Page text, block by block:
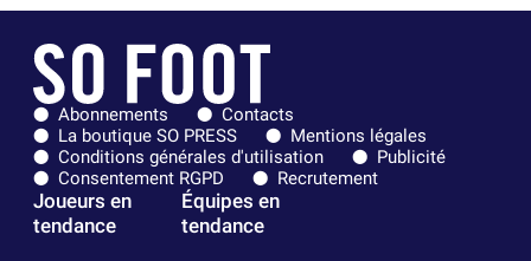
Abonnements
Contacts
La boutique SO PRESS
Mentions légales
Conditions générales d'utilisation
Publicité
Consentement RGPD
Recrutement
Joueurs en
tendance
Équipes en
tendance